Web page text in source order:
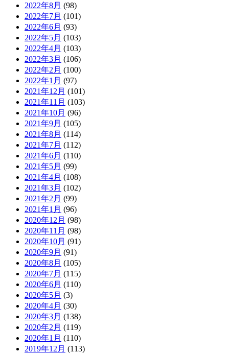
2022年8月 (98)
2022年7月 (101)
2022年6月 (93)
2022年5月 (103)
2022年4月 (103)
2022年3月 (106)
2022年2月 (100)
2022年1月 (97)
2021年12月 (101)
2021年11月 (103)
2021年10月 (96)
2021年9月 (105)
2021年8月 (114)
2021年7月 (112)
2021年6月 (110)
2021年5月 (99)
2021年4月 (108)
2021年3月 (102)
2021年2月 (99)
2021年1月 (96)
2020年12月 (98)
2020年11月 (98)
2020年10月 (91)
2020年9月 (91)
2020年8月 (105)
2020年7月 (115)
2020年6月 (110)
2020年5月 (3)
2020年4月 (30)
2020年3月 (138)
2020年2月 (119)
2020年1月 (110)
2019年12月 (113)